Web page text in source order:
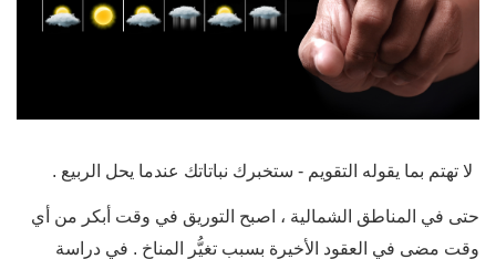
لا تهتم بما يقوله التقويم - ستخبرك نباتاتك عندما يحل الربيع .
حتى في المناطق الشمالية ، اصبح التوريق في وقت أبكر من أي
وقت مضى في العقود الأخيرة بسبب تغيُّر المناخ . في دراسة